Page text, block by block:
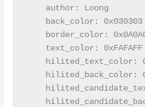
    author: Loong
back_color: 0x030303
border_color:
text_color: 0xFAFAFF
hilited_text_color:
hilited_back_color: